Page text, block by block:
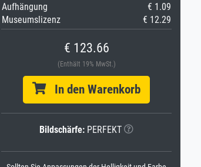
Aufhängung
€ 1.09
Museumslizenz
€ 12.29
€ 123.66
(Enthält 19% MwSt.)
In den Warenkorb
Bildschärfe: PERFEKT